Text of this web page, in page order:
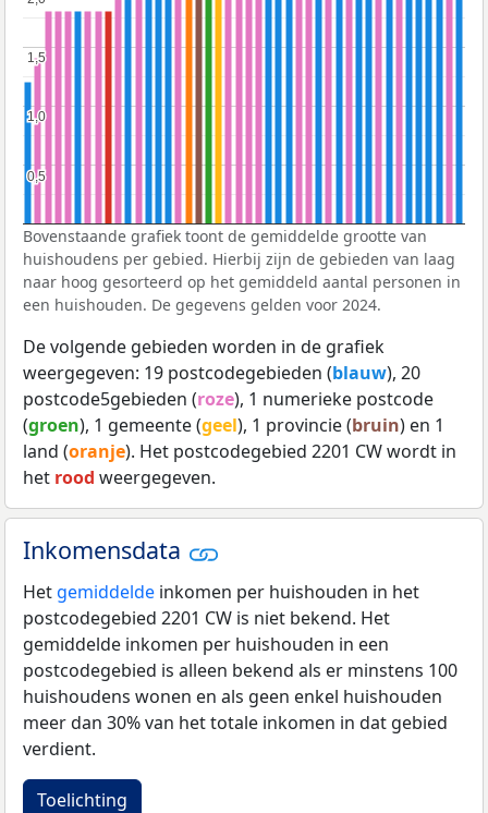
0,5
0,5
1,0
1,0
1,5
1,5
Bovenstaande grafiek toont de gemiddelde grootte van
huishoudens per gebied. Hierbij zijn de gebieden van laag
naar hoog gesorteerd op het gemiddeld aantal personen in
een huishouden. De gegevens gelden voor 2024.
De volgende gebieden worden in de grafiek
weergegeven: 19 postcodegebieden (blauw), 20
postcode5gebieden (roze), 1 numerieke postcode
(groen), 1 gemeente (geel), 1 provincie (bruin) en 1
land (oranje). Het postcodegebied 2201 CW wordt in
het rood weergegeven.
Inkomensdata
Het gemiddelde inkomen per huishouden in het
postcodegebied 2201 CW is niet bekend. Het
gemiddelde inkomen per huishouden in een
postcodegebied is alleen bekend als er minstens 100
huishoudens wonen en als geen enkel huishouden
meer dan 30% van het totale inkomen in dat gebied
verdient.
Toelichting